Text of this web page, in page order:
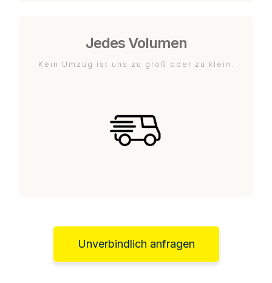
Jedes Volumen
Kein Umzug ist uns zu groß oder zu klein.
Unverbindlich anfragen